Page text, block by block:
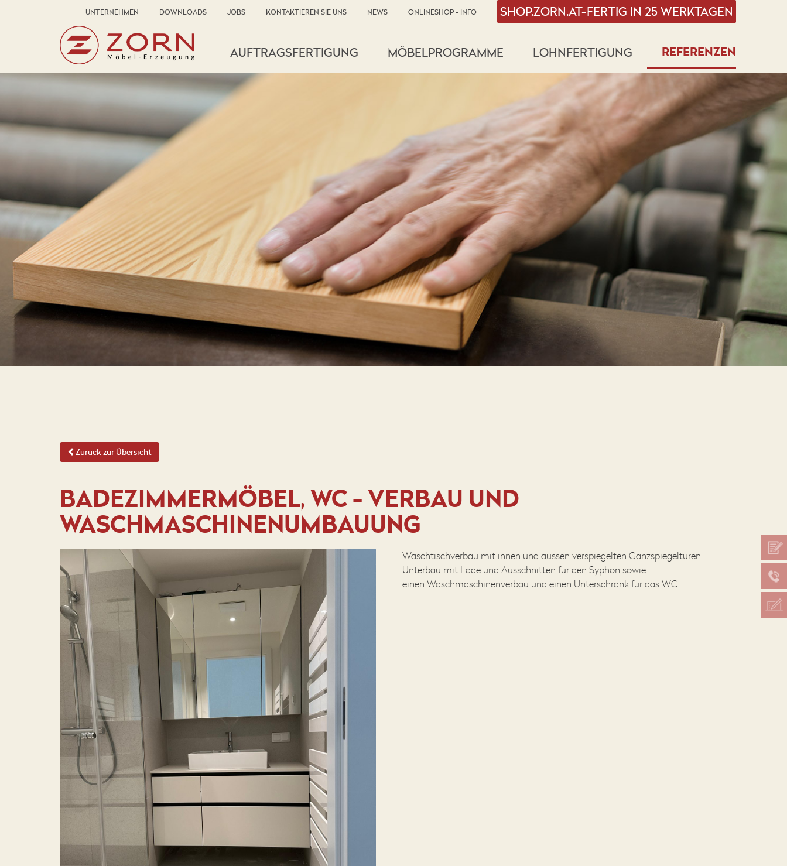
UNTERNEHMEN DOWNLOADS JOBS KONTAKTIEREN SIE UNS NEWS ONLINESHOP - INFO SHOP.ZORN.AT-FERTIG IN 25 WERKTAGEN
AUFTRAGSFERTIGUNG MÖBELPROGRAMME LOHNFERTIGUNG REFERENZEN
Zurück zur Übersicht
BADEZIMMERMÖBEL, WC - VERBAU UND
WASCHMASCHINENUMBAUUNG
Waschtischverbau mit innen und aussen verspiegelten Ganzspiegeltüren
Unterbau mit Lade und Ausschnitten für den Syphon sowie
einen Waschmaschinenverbau und einen Unterschrank für das WC